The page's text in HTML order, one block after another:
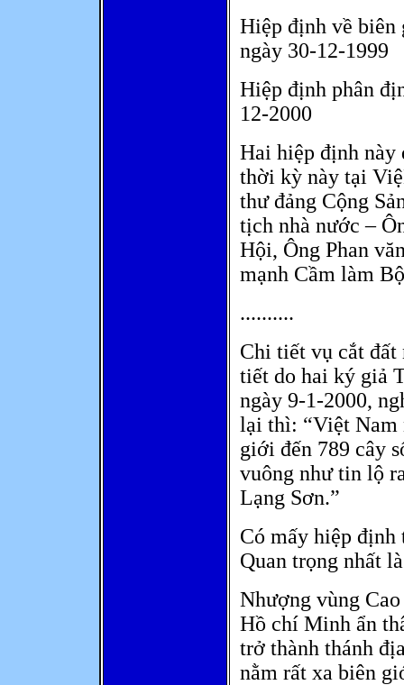
Hiệp định về
ngày 30-12-1999
Hiệp định phân
12-2000
Hai hiệp định này
thời kỳ này tại
thư đảng Cộng
tịch nhà nước –
Hội, Ông Phan
mạnh Cầm làm
..........
Chi tiết vụ cắt
tiết do hai ký giả
ngày 9-1-2000,
lại thì: “Việt Nam
giới đến 789 cây
vuông như tin lộ
Lạng Sơn.”
Có mấy hiệp
Quan trọng nhất
Nhượng vùng
Hồ chí Minh ẩn
trở thành thánh
nằm rất xa biên